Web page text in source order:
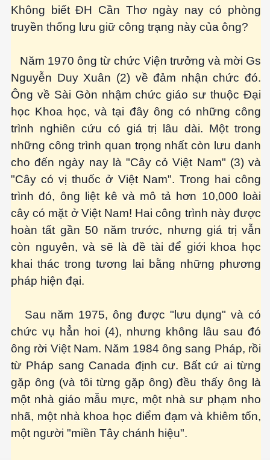
Không biết ĐH Cần Thơ ngày nay có phòng
truyền thống lưu giữ công trạng này của ông?
Năm 1970 ông từ chức Viện trưởng và mời Gs
Nguyễn Duy Xuân (2) về đảm nhận chức đó.
Ông về Sài Gòn nhậm chức giáo sư thuộc Đại
học Khoa học, và tại đây ông có những công
trình nghiên cứu có giá trị lâu dài. Một trong
những công trình quan trọng nhất còn lưu danh
cho đến ngày nay là "Cây cỏ Việt Nam" (3) và
"Cây có vị thuốc ở Việt Nam". Trong hai công
trình đó, ông liệt kê và mô tả hơn 10,000 loài
cây có mặt ở Việt Nam! Hai công trình này được
hoàn tất gần 50 năm trước, nhưng giá trị vẫn
còn nguyên, và sẽ là đề tài để giới khoa học
khai thác trong tương lai bằng những phương
pháp hiện đại.
Sau năm 1975, ông được "lưu dụng" và có
chức vụ hẳn hoi (4), nhưng không lâu sau đó
ông rời Việt Nam. Năm 1984 ông sang Pháp, rồi
từ Pháp sang Canada định cư. Bất cứ ai từng
gặp ông (và tôi từng gặp ông) đều thấy ông là
một nhà giáo mẫu mực, một nhà sư phạm nho
nhã, một nhà khoa học điểm đạm và khiêm tốn,
một người "miền Tây chánh hiệu".
và ĐBCL